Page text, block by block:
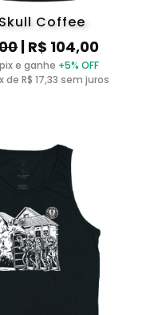
Coffee
| R$ 104,00
e ganhe +5% OFF
R$ 17,33 sem juros